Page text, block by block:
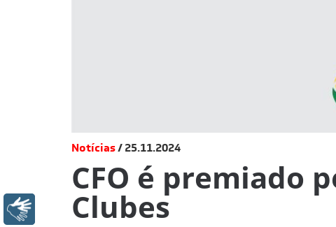
Notícias 25.11.2024
CFO é premiado
Clubes
Libras